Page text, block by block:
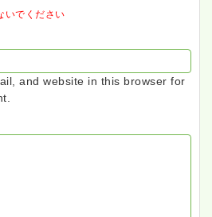
いでください
and website in this browser for